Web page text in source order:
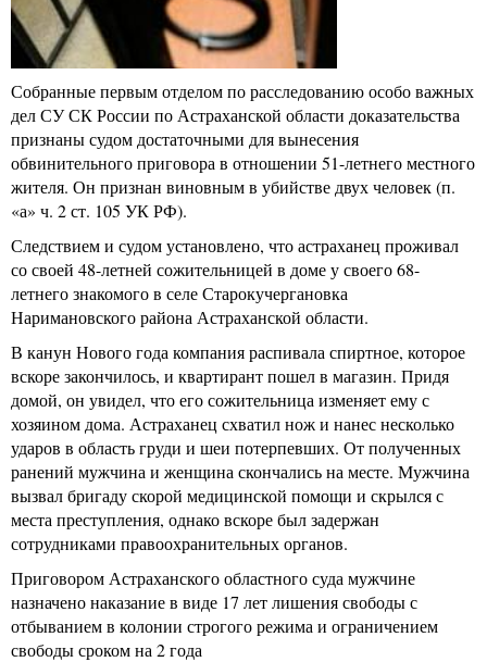
Собранные первым отделом по расследованию особо важных
дел СУ СК России по Астраханской области доказательства
признаны судом достаточными для вынесения
обвинительного приговора в отношении 51-летнего местного
жителя. Он признан виновным в убийстве двух человек (п.
«а» ч. 2 ст. 105 УК РФ).
Следствием и судом установлено, что астраханец проживал
со своей 48-летней сожительницей в доме у своего 68-
летнего знакомого в селе Старокучергановка
Наримановского района Астраханской области.
В канун Нового года компания распивала спиртное, которое
вскоре закончилось, и квартирант пошел в магазин. Придя
домой, он увидел, что его сожительница изменяет ему с
хозяином дома. Астраханец схватил нож и нанес несколько
ударов в область груди и шеи потерпевших. От полученных
ранений мужчина и женщина скончались на месте. Мужчина
вызвал бригаду скорой медицинской помощи и скрылся с
места преступления, однако вскоре был задержан
сотрудниками правоохранительных органов.
Приговором Астраханского областного суда мужчине
назначено наказание в виде 17 лет лишения свободы с
отбыванием в колонии строгого режима и ограничением
свободы сроком на 2 года